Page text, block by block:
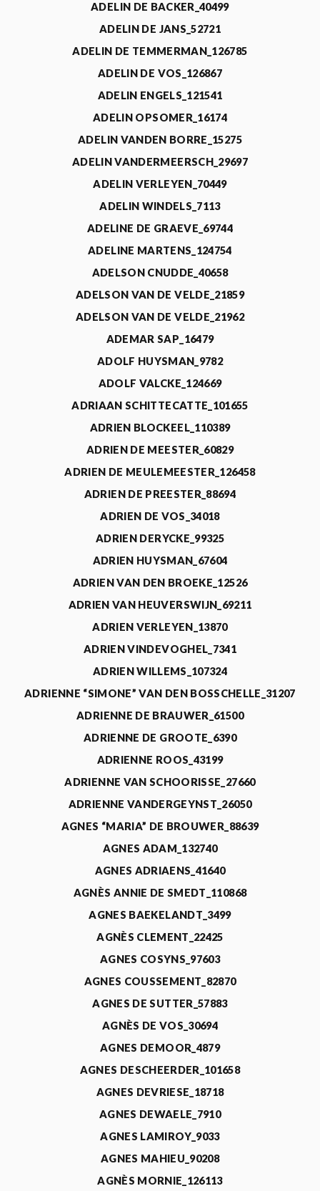
ADELIN DE BACKER_40499
ADELIN DE JANS_52721
ADELIN DE TEMMERMAN_126785
ADELIN DE VOS_126867
ADELIN ENGELS_121541
ADELIN OPSOMER_16174
ADELIN VANDEN BORRE_15275
ADELIN VANDERMEERSCH_29697
ADELIN VERLEYEN_70449
ADELIN WINDELS_7113
ADELINE DE GRAEVE_69744
ADELINE MARTENS_124754
ADELSON CNUDDE_40658
ADELSON VAN DE VELDE_21859
ADELSON VAN DE VELDE_21962
ADEMAR SAP_16479
ADOLF HUYSMAN_9782
ADOLF VALCKE_124669
ADRIAAN SCHITTECATTE_101655
ADRIEN BLOCKEEL_110389
ADRIEN DE MEESTER_60829
ADRIEN DE MEULEMEESTER_126458
ADRIEN DE PREESTER_88694
ADRIEN DE VOS_34018
ADRIEN DERYCKE_99325
ADRIEN HUYSMAN_67604
ADRIEN VAN DEN BROEKE_12526
ADRIEN VAN HEUVERSWIJN_69211
ADRIEN VERLEYEN_13870
ADRIEN VINDEVOGHEL_7341
ADRIEN WILLEMS_107324
ADRIENNE “SIMONE” VAN DEN BOSSCHELLE_31207
ADRIENNE DE BRAUWER_61500
ADRIENNE DE GROOTE_6390
ADRIENNE ROOS_43199
ADRIENNE VAN SCHOORISSE_27660
ADRIENNE VANDERGEYNST_26050
AGNES “MARIA” DE BROUWER_88639
AGNES ADAM_132740
AGNES ADRIAENS_41640
AGNÈS ANNIE DE SMEDT_110868
AGNES BAEKELANDT_3499
AGNÈS CLEMENT_22425
AGNES COSYNS_97603
AGNES COUSSEMENT_82870
AGNES DE SUTTER_57883
AGNÈS DE VOS_30694
AGNES DEMOOR_4879
AGNES DESCHEERDER_101658
AGNES DEVRIESE_18718
AGNES DEWAELE_7910
AGNES LAMIROY_9033
AGNES MAHIEU_90208
AGNÈS MORNIE_126113